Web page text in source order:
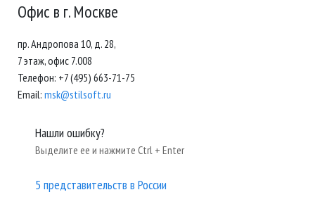
Офис в г. Москве
пр. Андропова 10, д. 28,
7 этаж, офис 7.008
Телефон: +7 (495) 663-71-75
Email: msk@stilsoft.ru
Нашли ошибку?
Выделите ее и нажмите Ctrl + Enter
5 представительств в России